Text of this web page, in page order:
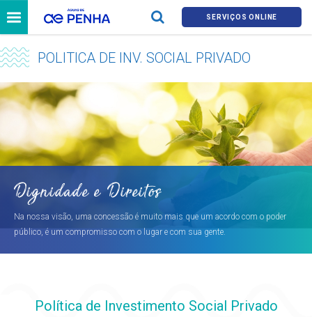
SERVIÇOS ONLINE
POLITICA DE INV. SOCIAL PRIVADO
Dignidade e Direitos
Na nossa visão, uma concessão é muito mais que um acordo com o poder
público, é um compromisso com o lugar e com sua gente.
Política de Investimento Social Privado